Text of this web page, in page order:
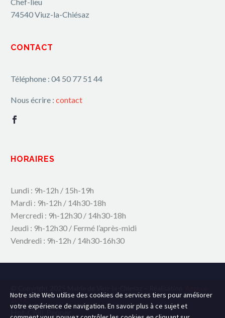
74540 Viuz-la-Chiésaz
CONTACT
Téléphone : 04 50 77 51 44
Nous écrire : contact
HORAIRES
Lundi : 9h-12h / 15h-19h
Mardi : 9h-12h / 14h30-18h
Mercredi : 9h-12h30 / 14h30-18h
Jeudi : 9h-12h30 / Fermé l’après-midi
Vendredi : 9h-12h / 14h30-16h30
109.C
Hot-Chili_Pepper
Notre site Web utilise des cookies de services tiers pour améliorer
votre expérience de navigation. En savoir plus à ce sujet et